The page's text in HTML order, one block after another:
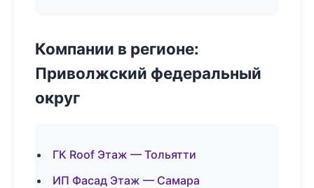
Компании в регионе:
Приволжский федеральный
округ
ГК Roof Этаж — Тольятти
ИП Фасад Этаж — Самара